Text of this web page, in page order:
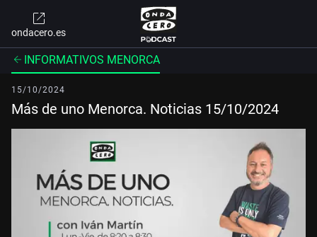
ondacero.es
INFORMATIVOS MENORCA
15/10/2024
Más de uno Menorca. Noticias 15/10/2024